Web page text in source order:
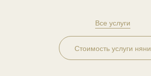
Все услуги
Стоимость услуги няни